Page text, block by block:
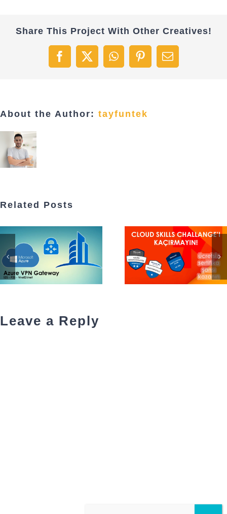
Share This Project With Other Creatives!
Facebook
X WhatsAppPinterestEmail
About the Author: tayfuntek
Related Posts
Leave a Reply